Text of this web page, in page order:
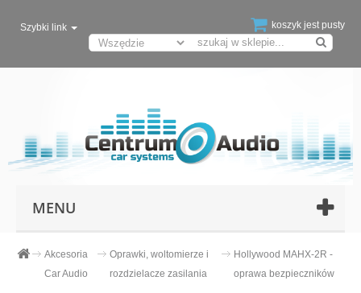
koszyk jest pusty
Szybki link
MENU
Akcesoria
Car Audio
Oprawki, woltomierze i
rozdzielacze zasilania
Hollywood MAHX-2R -
oprawa bezpieczników